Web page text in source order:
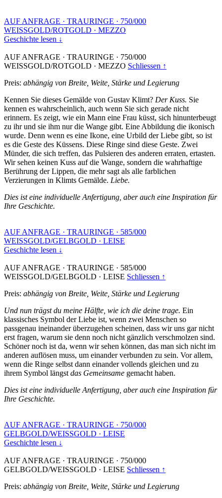
AUF ANFRAGE · TRAURINGE · 750/000
WEISSGOLD/ROTGOLD · MEZZO
Geschichte lesen ↓
AUF ANFRAGE · TRAURINGE · 750/000
WEISSGOLD/ROTGOLD · MEZZO Schliessen ↑
Preis: abhängig von Breite, Weite, Stärke und Legierung
Kennen Sie dieses Gemälde von Gustav Klimt? Der Kuss. Sie
kennen es wahrscheinlich, auch wenn Sie sich gerade nicht
erinnern. Es zeigt, wie ein Mann eine Frau küsst, sich hinunterbeugt
zu ihr und sie ihm nur die Wange gibt. Eine Abbildung die ikonisch
wurde. Denn wenn es eine Ikone, eine Urbild der Liebe gibt, so ist
es die Geste des Küssens. Diese Ringe sind diese Geste. Zwei
Münder, die sich treffen, das Pulsieren des anderen erraten, ertasten.
Wir sehen keinen Kuss auf die Wange, sondern die wahrhaftige
Berührung der Lippen, die mehr sagt als alle farblichen
Verzierungen in Klimts Gemälde. Liebe.
Dies ist eine individuelle Anfertigung, aber auch eine Inspiration für
Ihre Geschichte.
AUF ANFRAGE · TRAURINGE · 585/000
WEISSGOLD/GELBGOLD · LEISE
Geschichte lesen ↓
AUF ANFRAGE · TRAURINGE · 585/000
WEISSGOLD/GELBGOLD · LEISE Schliessen ↑
Preis: abhängig von Breite, Weite, Stärke und Legierung
Und nun trägst du meine Hälfte, wie ich die deine trage. Ein
klassisches Symbol der Liebe ist, wenn zwei Menschen so
passgenau ineinander überzugehen scheinen, dass wir uns gar nicht
erst fragen, warum sie denn noch nicht gänzlich verschmolzen sind.
Schöner noch ist da, wenn wir sehen können, das man sich nicht im
anderen auflösen muss, um einander verbunden zu sein. Vor allem,
wenn die Ringe selbst dann einander vollends gleichen und zu
ihrem Symbol längst das Gemeinsame gemacht haben.
Dies ist eine individuelle Anfertigung, aber auch eine Inspiration für
Ihre Geschichte.
AUF ANFRAGE · TRAURINGE · 750/000
GELBGOLD/WEISSGOLD · LEISE
Geschichte lesen ↓
AUF ANFRAGE · TRAURINGE · 750/000
GELBGOLD/WEISSGOLD · LEISE Schliessen ↑
Preis: abhängig von Breite, Weite, Stärke und Legierung